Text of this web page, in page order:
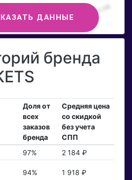
ДАННЫЕ
бренда
Доля от
всех
заказов
бренда
Средняя цена
со скидкой
без учета
СПП
97%
2 184 ₽
94% 1 918 ₽